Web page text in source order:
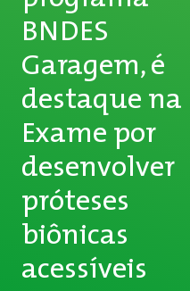
BNDES
Garagem, é
destaque na
Exame por
desenvolver
próteses
biônicas
acessíveis